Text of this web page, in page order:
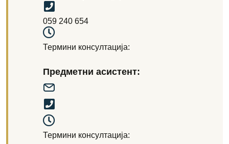
059 240 654
Термини консултација:
Предметни асистент:
Термини консултација: